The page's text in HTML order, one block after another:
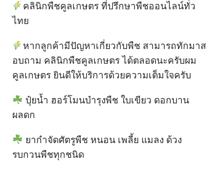
คลินิกพืชคูลเกษตร ที่ปรึกษาพืชออนไลน์ทั่ว
ไทย
หากลูกค้ามีปัญหาเกี่ยวกับพืช สามารถทักมาส
อบถาม คลินิกพืชคูลเกษตร ได้ตลอดนะครับผม
คูลเกษตร ยินดีให้บริการด้วยความเต็มใจครับ
ปุ๋ยน้ำ ฮอร์โมนบำรุงพืช ใบเขียว ดอกบาน
ผลดก
ยากำจัดศัตรูพืช หนอน เพลี้ย แมลง ด้วง
รบกวนพืชทุกชนิด